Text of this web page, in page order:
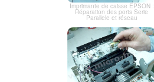
Imprimante de caisse EPSON :
Réparation des ports Serie
Parallele et réseau